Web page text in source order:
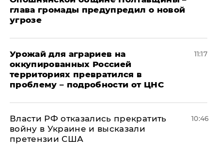
глава громады предупредил о новой
угрозе
Урожай для аграриев на
оккупированных Россией
территориях превратился в
проблему – подробности от ЦНС
11:17
Власти РФ отказались прекратить
войну в Украине и высказали
претензии США
10:46